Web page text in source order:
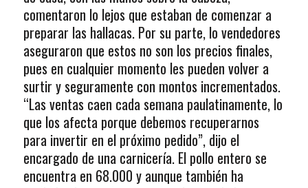
comentaron lo lejos que estaban de comenzar a
preparar las hallacas. Por su parte, lo vendedores
aseguraron que estos no son los precios finales,
pues en cualquier momento les pueden volver a
surtir y seguramente con montos incrementados.
“Las ventas caen cada semana paulatinamente, lo
que los afecta porque debemos recuperarnos
para invertir en el próximo pedido”, dijo el
encargado de una carnicería. El pollo entero se
encuentra en 68.000 y aunque también ha